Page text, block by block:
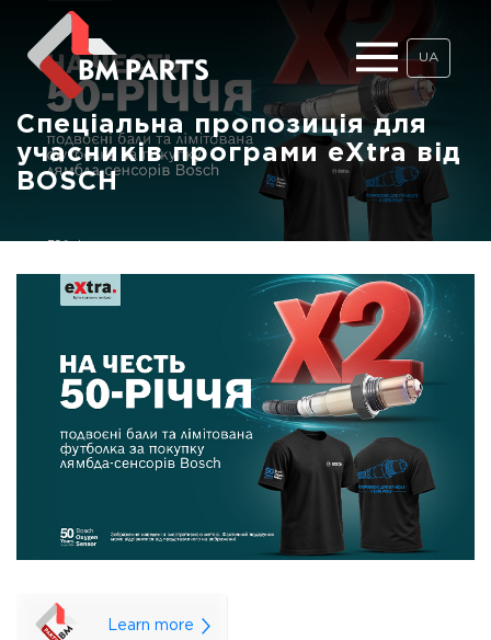
UA
Спеціальна пропозиція для
учасників програми eXtra від
BOSCH
Learn more